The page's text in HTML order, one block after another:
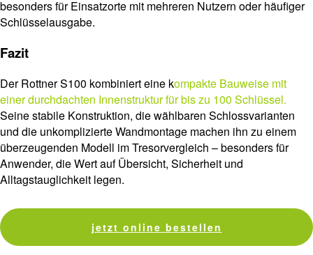
besonders für Einsatzorte mit mehreren Nutzern oder häufiger
Schlüsselausgabe.
Fazit
Der Rottner S100 kombiniert eine kompakte Bauweise mit
einer durchdachten Innenstruktur für bis zu 100 Schlüssel.
Seine stabile Konstruktion, die wählbaren Schlossvarianten
und die unkomplizierte Wandmontage machen ihn zu einem
überzeugenden Modell im Tresorvergleich – besonders für
Anwender, die Wert auf Übersicht, Sicherheit und
Alltagstauglichkeit legen.
jetzt online bestellen